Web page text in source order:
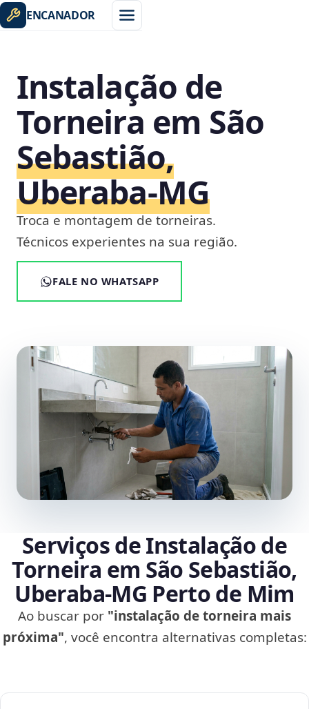
ENCANADOR
Instalação de
Torneira em São
Sebastião,
Uberaba‑MG
Troca e montagem de torneiras.
Técnicos experientes na sua região.
FALE NO WHATSAPP
Serviços de Instalação de
Torneira em São Sebastião,
Uberaba‑MG Perto de Mim
Ao buscar por "instalação de torneira mais
próxima", você encontra alternativas completas: